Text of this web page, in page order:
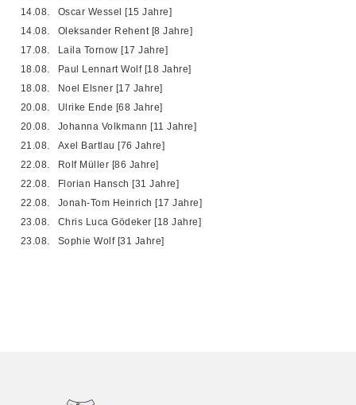
14.08.
Oscar Wessel [15 Jahre]
14.08.
Oleksander Rehent [8 Jahre]
17.08.
Laila Tornow [17 Jahre]
18.08.
Paul Lennart Wolf [18 Jahre]
18.08.
Noel Elsner [17 Jahre]
20.08.
Ulrike Ende [68 Jahre]
20.08.
Johanna Volkmann [11 Jahre]
21.08.
Axel Bartlau [76 Jahre]
22.08.
Rolf Müller [86 Jahre]
22.08.
Florian Hansch [31 Jahre]
22.08.
Jonah-Tom Heinrich [17 Jahre]
23.08.
Chris Luca Gödeker [18 Jahre]
23.08.
Sophie Wolf [31 Jahre]